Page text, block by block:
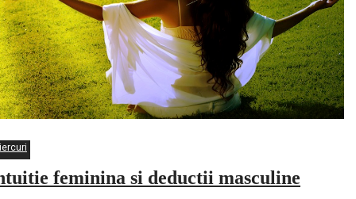
feminina si deductii masculine